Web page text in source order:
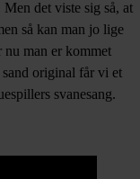
det viste sig så, at
så kan man jo lige
nu man er kommet
original får vi et
svanesang.